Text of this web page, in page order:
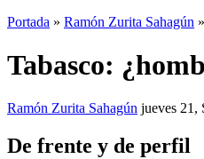
Portada » Ramón Zurita Sahagún
Tabasco:
Ramón Zurita Sahagún jueves 21,
De frente y de perfil